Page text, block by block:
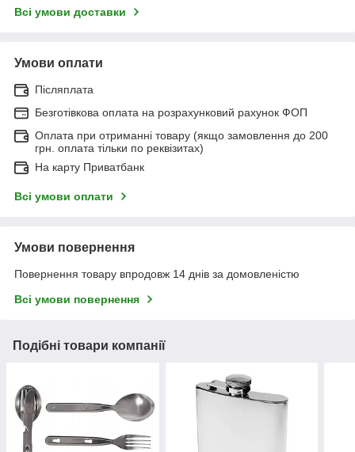
Всі умови доставки
Умови оплати
Післяплата
Безготівкова оплата на розрахунковий рахунок ФОП
Оплата при отриманні товару (якщо замовлення до 200
грн. оплата тільки по реквізитах)
На карту Приватбанк
Всі умови оплати
Умови повернення
Повернення товару впродовж 14 днів за домовленістю
Всі умови повернення
Подібні товари компанії